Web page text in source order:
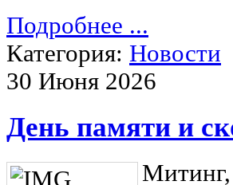
Подробнее ...
Категория: Новости
30 Июня 2026
День памяти и